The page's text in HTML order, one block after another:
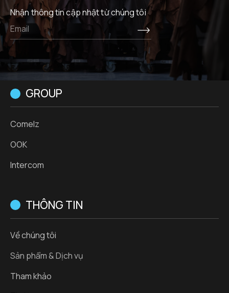
Nhận thông tin cập nhật từ chúng tôi
GROUP
Comelz
OOK
Intercom
THÔNG TIN
Về chúng tôi
Sản phẩm & Dịch vụ
Tham khảo